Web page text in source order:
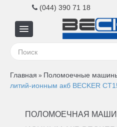
(044) 390 71 18
Для
Главная » Поломоечные
литий-ионным акб BECKER
ПОЛОМОЕЧНАЯ